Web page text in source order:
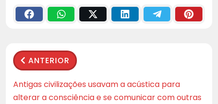
ANTERIOR
Antigas civilizações usavam a acústica para
alterar a consciência e se comunicar com outras